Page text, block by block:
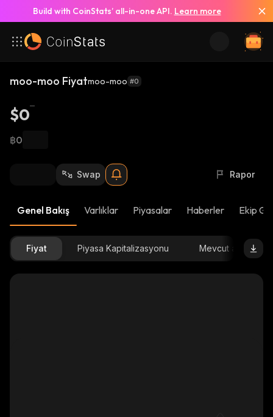
Build with CoinStats’ all-in-one API. Learn more
moo-moo Fiyatmoo-moo #0
$0
฿0
Swap Rapor
Genel Bakış Varlıklar Piyasalar Haberler Ekip
Fiyat Piyasa Kapitalizasyonu Mevcut arz